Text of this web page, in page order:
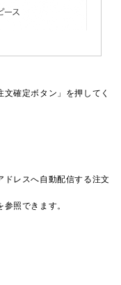
確定ボタン」を押してく
ドレスへ自動配信する注文
照できます。